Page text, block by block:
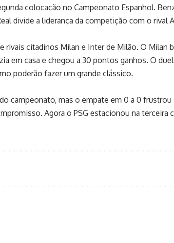
colocação no Campeonato Espanhol.
divide a liderança da competição com o
citadinos Milan e Inter de Milão. O Milan
em casa e chegou a 30 pontos ganhos. O
poderão fazer um grande clássico.
campeonato, mas o empate em 0 a 0
Agora o PSG estacionou na terceira